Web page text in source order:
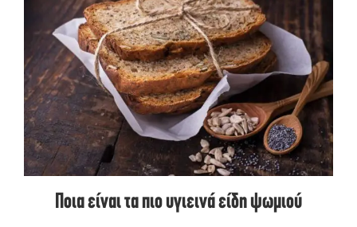
Ποια είναι τα πιο υγιεινά είδη ψωμιού